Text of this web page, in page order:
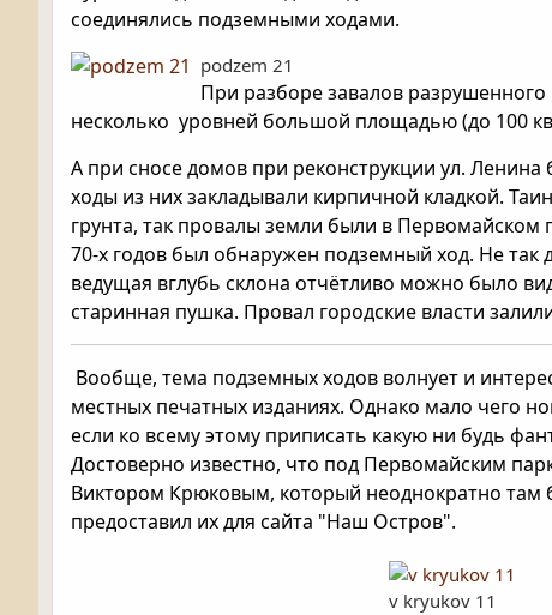
соединялись подземными ходами.
podzem 21
При разборе завалов
несколько уровней большой площадью (до 100
А при сносе домов при реконструкции ул.
ходы из них закладывали кирпичной кладкой.
грунта, так провалы земли были в
70-х годов был обнаружен подземный ход. Не
ведущая вглубь склона отчётливо можно было
старинная пушка. Провал городские власти
Вообще, тема подземных ходов волнует и
местных печатных изданиях. Однако мало чего
если ко всему этому приписать какую ни будь
Достоверно известно, что под Первомайским
Виктором Крюковым, который неоднократно
предоставил их для сайта "Наш Остров".
v kryukov 11